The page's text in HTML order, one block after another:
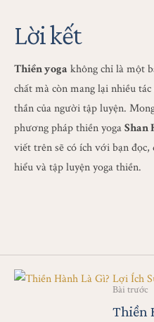
Lời kết
Thiền yoga không chỉ là một
chất mà còn mang lại nhiều
thần của người tập luyện.
phương pháp thiền yogaShan
viết trên sẽ có ích với bạn
hiểu và tập luyện yoga thiền.
Bài trước
Thiền